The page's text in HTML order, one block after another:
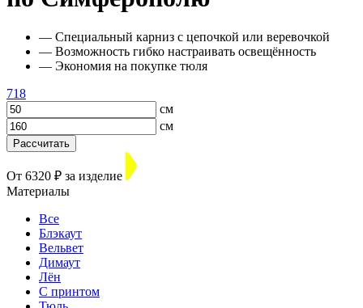
— Специальный карниз с цепочкой или веревочкой
— Возможность гибко настраивать освещённость
— Экономия на покупке тюля
718
см
см
Рассчитать
От 6320 ₽ за изделие
Материалы
Все
Блэкаут
Вельвет
Димаут
Лён
С принтом